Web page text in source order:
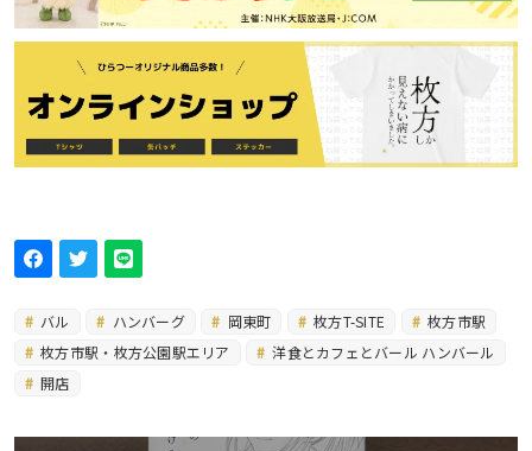
バル ハンバーグ 岡東町 枚方T-SITE
枚方市駅
枚方市駅・枚方公園駅エリア
洋食とカフェとバール ハンバール
開店